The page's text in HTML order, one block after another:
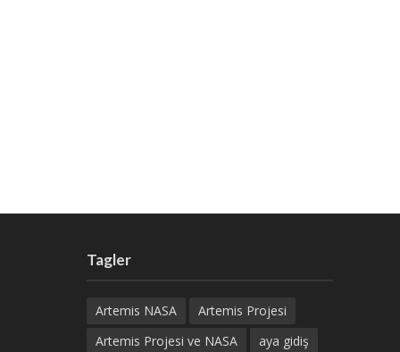
Tagler
Artemis NASA
Artemis Projesi
Artemis Projesi ve NASA
aya gidiş